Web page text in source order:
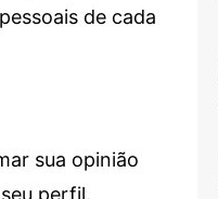
de cada
sua opinião
perfil.